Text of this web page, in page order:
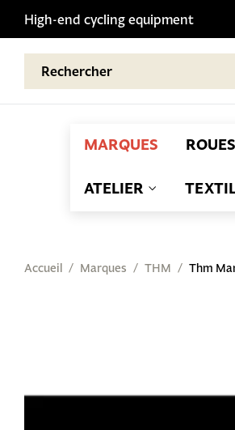
High-end cycling equipment
MARQUES ROUES
ATELIER
Accueil Marques THM Thm